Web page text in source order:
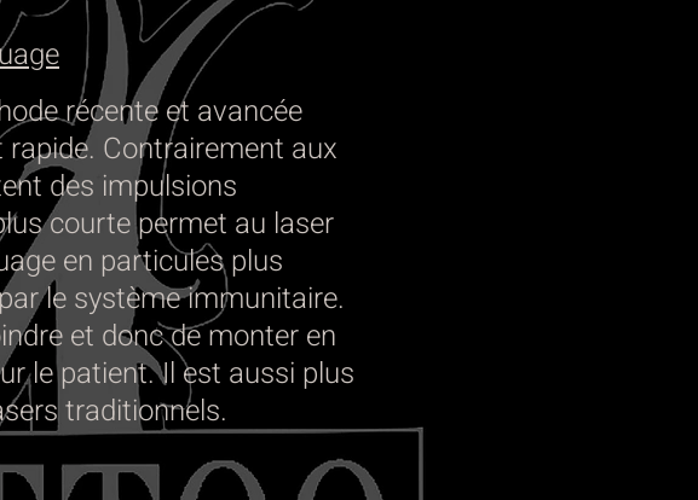
récente et avancée
Contrairement aux
des impulsions
courte permet au laser
en particules plus
le système immunitaire.
et donc de monter en
le patient. Il est aussi plus
traditionnels.